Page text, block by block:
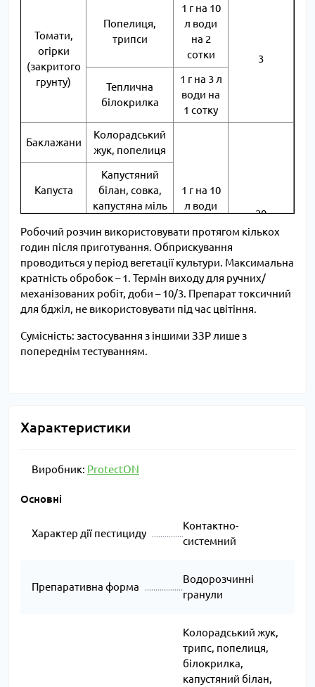
Томати,
огірки
(закритого
грунту)
Попелиця,
трипси
1 г на 10
л води
на 2
сотки
3
Теплична
білокрилка
1 г на 3 л
води на
1 сотку
Баклажани
Колорадський
жук, попелиця
1 г на 10
л води
сотки
20
Капуста
Капустяний
білан, совка,
капустяна міль
Цукровий
та
столовий
буряк
Попелиця,
клопи (види),
блішки (види),
трипси,
цикадки
Яблуня,
Попелиці,
листомінуючі
молі,
1 г на 10-
Виноградна
листова
Троянди
л води
Робочий розчин використовувати протягом кількох
годин після приготування. Обприскування
проводиться у період вегетації культури. Максимальна
кратність обробок – 1. Термін виходу для ручних/
механізованих робіт, доби – 10/3. Препарат токсичний
для бджіл, не використовувати під час цвітіння.
Сумісність: застосування з іншими ЗЗР лише з
попереднім тестуванням.
Характеристики
Виробник: ProtectON
Основні
Характер дії пестициду
Контактно-
системний
Препаративна форма
Водорозчинні
гранули
Колорадський жук,
трипс, попелиця,
білокрилка,
капустяний білан,